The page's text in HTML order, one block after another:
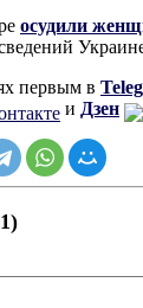
осудили
первым в
и Дзен